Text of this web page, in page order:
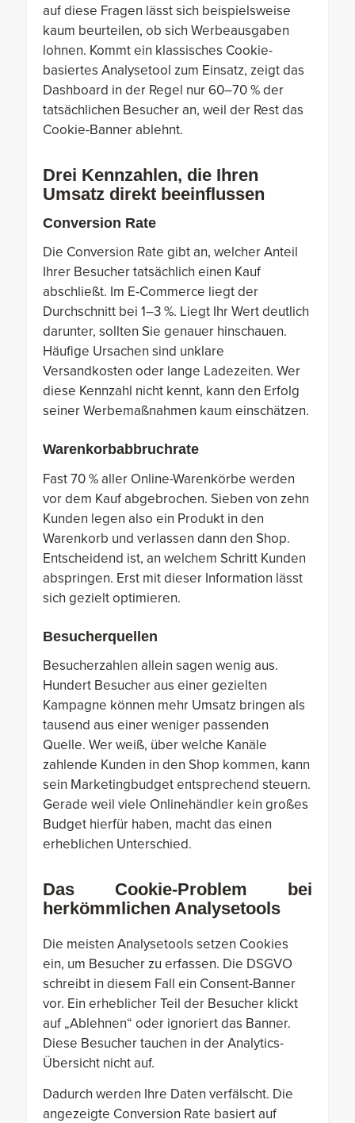
auf diese Fragen lässt sich beispielsweise
kaum beurteilen, ob sich Werbeausgaben
lohnen. Kommt ein klassisches Cookie-
basiertes Analysetool zum Einsatz, zeigt das
Dashboard in der Regel nur 60–70 % der
tatsächlichen Besucher an, weil der Rest das
Cookie-Banner ablehnt.
Drei Kennzahlen, die Ihren
Umsatz direkt beeinflussen
Conversion Rate
Die Conversion Rate gibt an, welcher Anteil
Ihrer Besucher tatsächlich einen Kauf
abschließt. Im E-Commerce liegt der
Durchschnitt bei 1–3 %. Liegt Ihr Wert deutlich
darunter, sollten Sie genauer hinschauen.
Häufige Ursachen sind unklare
Versandkosten oder lange Ladezeiten. Wer
diese Kennzahl nicht kennt, kann den Erfolg
seiner Werbemaßnahmen kaum einschätzen.
Warenkorbabbruchrate
Fast 70 % aller Online-Warenkörbe werden
vor dem Kauf abgebrochen. Sieben von zehn
Kunden legen also ein Produkt in den
Warenkorb und verlassen dann den Shop.
Entscheidend ist, an welchem Schritt Kunden
abspringen. Erst mit dieser Information lässt
sich gezielt optimieren.
Besucherquellen
Besucherzahlen allein sagen wenig aus.
Hundert Besucher aus einer gezielten
Kampagne können mehr Umsatz bringen als
tausend aus einer weniger passenden
Quelle. Wer weiß, über welche Kanäle
zahlende Kunden in den Shop kommen, kann
sein Marketingbudget entsprechend steuern.
Gerade weil viele Onlinehändler kein großes
Budget hierfür haben, macht das einen
erheblichen Unterschied.
Das Cookie-Problem bei
herkömmlichen Analysetools
Die meisten Analysetools setzen Cookies
ein, um Besucher zu erfassen. Die DSGVO
schreibt in diesem Fall ein Consent-Banner
vor. Ein erheblicher Teil der Besucher klickt
auf „Ablehnen“ oder ignoriert das Banner.
Diese Besucher tauchen in der Analytics-
Übersicht nicht auf.
Dadurch werden Ihre Daten verfälscht. Die
angezeigte Conversion Rate basiert auf